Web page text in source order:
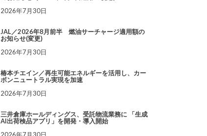
2026年7月30日
JAL／2026年8月前半 燃油サーチャージ適用額の
お知らせ(変更)
2026年7月30日
椿本チエイン／再生可能エネルギーを活用し、カー
ボンニュートラル実現を加速
2026年7月30日
三井倉庫ホールディングス、受託物流業務に 「生成
AI出荷検品アプリ」を開発・導入開始
2026年7月30日